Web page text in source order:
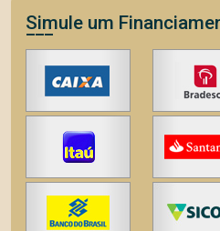
Simule um